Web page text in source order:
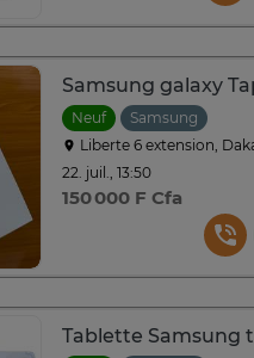
Neuf
Samsung
Liberte 6 extension,
22. juil., 13:50
150 000 F Cfa